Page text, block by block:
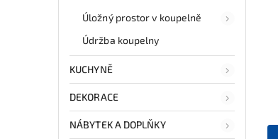
Úložný prostor v koupelně
Údržba koupelny
KUCHYNĚ
DEKORACE
NÁBYTEK A DOPLŇKY